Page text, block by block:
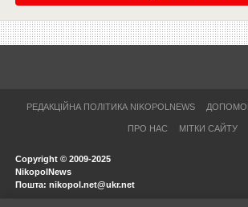
РЕДАКЦІЙНА ПОЛІТИКА NIKOPOLNEWS
ПРО НАС МІТКИ САЙТУ
Copyright © 2009-2025
NikopolNews
Пошта: nikopol.net@ukr.net